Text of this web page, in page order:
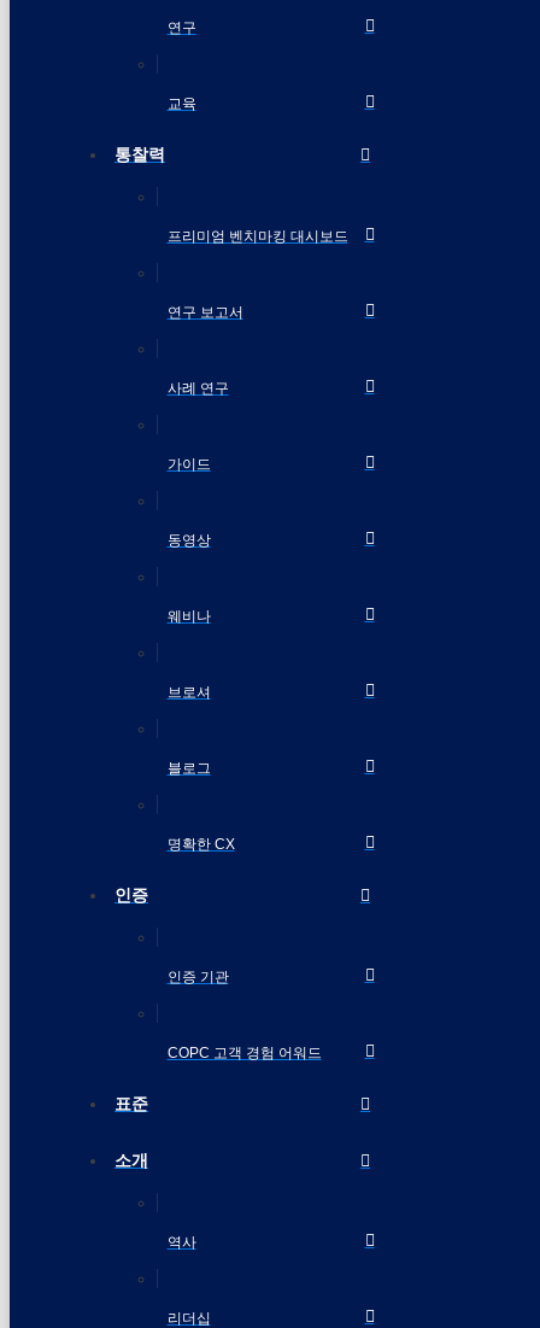
연구
교육
통찰력
프리미엄 벤치마킹 대시보드
연구 보고서
사례 연구
가이드
동영상
웨비나
브로셔
블로그
명확한 CX
인증
인증 기관
COPC 고객 경험 어워드
표준
소개
역사
리더십